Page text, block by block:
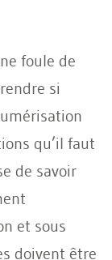
foule de
si
qu’il faut
de savoir
et sous
doivent être